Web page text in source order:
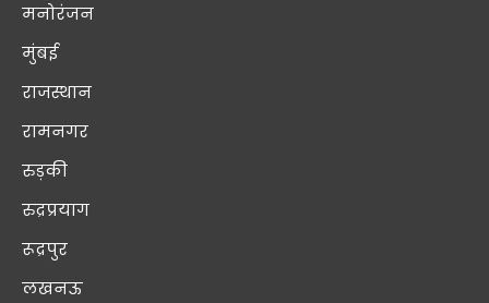
मनोरंजन
मुंबई
राजस्थान
रामनगर
रुड़की
रुद्रप्रयाग
रूद्रपुर
लखनऊ